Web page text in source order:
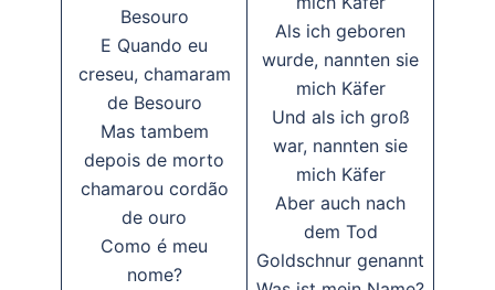
Besouro
E Quando eu
creseu, chamaram
de Besouro
Mas tambem
depois de morto
chamarou cordão
de ouro
Como é meu
nome?
Als ich geboren
wurde, nannten sie
mich Käfer
Und als ich groß
war, nannten sie
mich Käfer
Aber auch nach
dem Tod
Goldschnur genannt